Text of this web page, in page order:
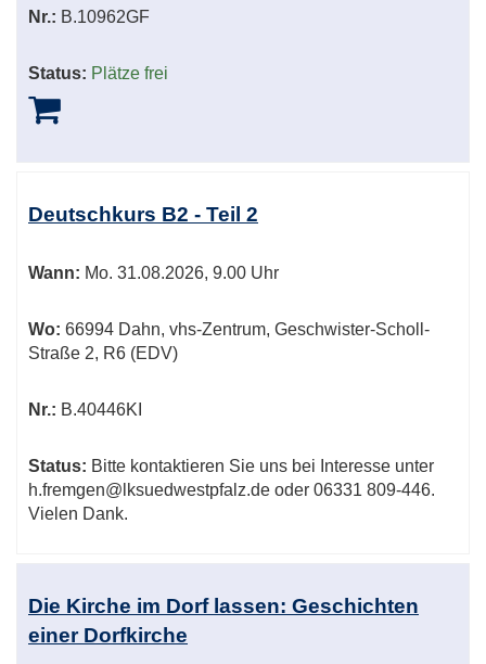
Nr.: B.10962GF
Status: Plätze frei
Deutschkurs B2 - Teil 2
Wann: Mo. 31.08.2026, 9.00 Uhr
Wo: 66994 Dahn, vhs-Zentrum, Geschwister-Scholl-
Straße 2, R6 (EDV)
Nr.: B.40446KI
Status: Bitte kontaktieren Sie uns bei Interesse unter
h.fremgen@lksuedwestpfalz.de oder 06331 809-446.
Vielen Dank.
Die Kirche im Dorf lassen: Geschichten
einer Dorfkirche